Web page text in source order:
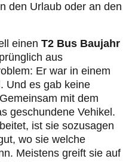
den Urlaub oder an den
einen T2 Bus Baujahr
aus
Er war in einem
. Und es gab keine
mit dem
geschundene Vehikel.
ist sie sozusagen
wo sie welche
Meistens greift sie auf